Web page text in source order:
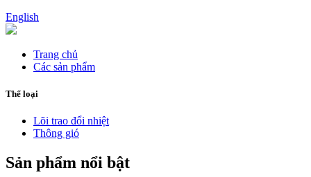
English
Trang chủ
Các sản phẩm
Thể loại
Lõi trao đổi nhiệt
Thông gió
Sản phẩm nổi bật